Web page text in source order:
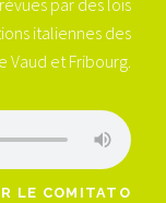
italiennes des
Vaud et Fribourg.
LE COMITATO